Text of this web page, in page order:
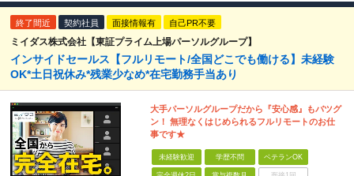
終了間近 契約社員 面接情報有 自己PR不要
ミイダス株式会社【東証プライム上場パーソルグループ】
インサイドセールス【フルリモート/全国どこでも働ける】未経験
OK*土日祝休み*残業少なめ*在宅勤務手当あり
大手パーソルグループだから『安心感』もバツグ
ン！ 無理なくはじめられるフルリモートのお仕
事です★
未経験歓迎 学歴不問 ベテランOK